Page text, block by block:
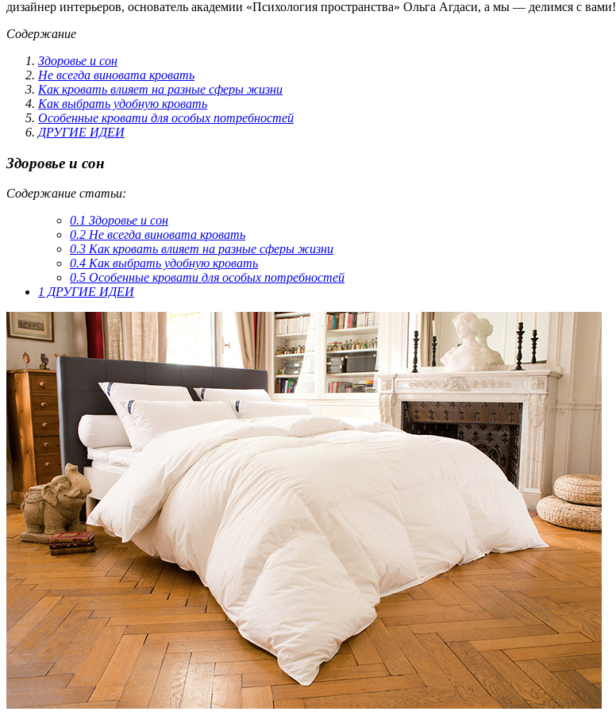
дизайнер интерьеров, основатель академии «Психология пространства» Ольга Агдаси, а мы — делимся с вами!
Содержание
Здоровье и сон
Не всегда виновата кровать
Как кровать влияет на разные сферы жизни
Как выбрать удобную кровать
Особенные кровати для особых потребностей
ДРУГИЕ ИДЕИ
Здоровье и сон
Содержание статьи:
0.1 Здоровье и сон
0.2 Не всегда виновата кровать
0.3 Как кровать влияет на разные сферы жизни
0.4 Как выбрать удобную кровать
0.5 Особенные кровати для особых потребностей
1 ДРУГИЕ ИДЕИ